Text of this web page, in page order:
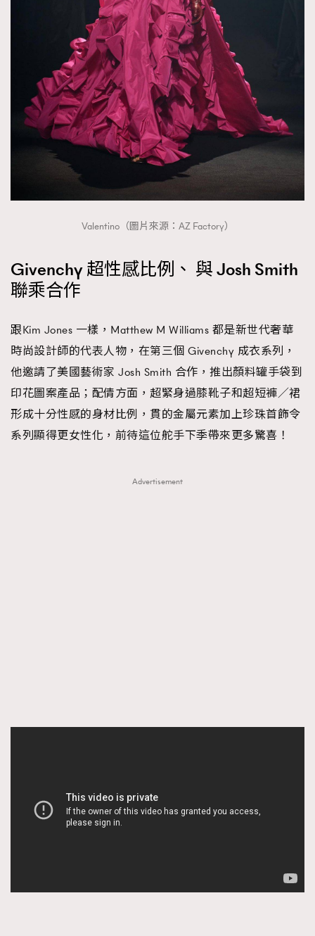
Valentino（圖片來源：AZ Factory）
Givenchy 超性感比例、 與 Josh Smith
聯乘合作
跟Kim Jones 一樣，Matthew M Williams 都是新世代奢華
時尚設計師的代表人物，在第三個 Givenchy 成衣系列，
他邀請了美國藝術家 Josh Smith 合作，推出顏料罐手袋到
印花圖案產品；配倩方面，超緊身過膝靴子和超短褲／裙
形成十分性感的身材比例，貫的金屬元素加上珍珠首飾令
系列顯得更女性化，前待這位舵手下季帶來更多驚喜！
Advertisement